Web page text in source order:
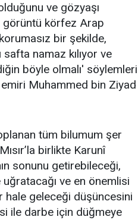
ve gözyaşı
görüntü körfez Arap
bir şekilde,
namaz kılıyor ve
böyle olmalı' söylemleri
Muhammed bin Ziyad
tüm bilumum şer
birlikte Karunî
sonunu getirebileceği,
uğratacağı ve en önemlisi
geleceği düşüncesini
ile darbe için düğmeye